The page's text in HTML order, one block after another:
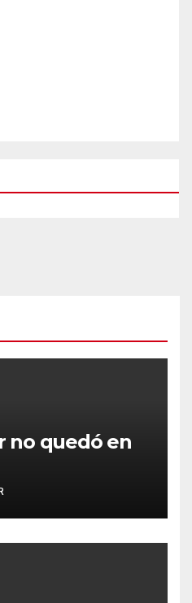
no quedó en